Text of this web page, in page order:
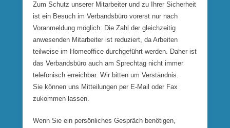
Zum Schutz unserer Mitarbeiter und zu Ihrer Sicherheit
ist ein Besuch im Verbandsbüro vorerst nur nach
Voranmeldung möglich. Die Zahl der gleichzeitig
anwesenden Mitarbeiter ist reduziert, da Arbeiten
teilweise im Homeoffice durchgeführt werden. Daher ist
das Verbandsbüro auch am Sprechtag nicht immer
telefonisch erreichbar. Wir bitten um Verständnis.
Sie können uns Mitteilungen per E-Mail oder Fax
zukommen lassen.
Wenn Sie ein persönliches Gespräch benötigen,